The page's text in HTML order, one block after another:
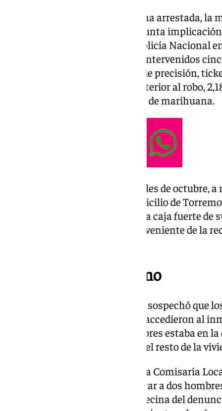
Además, hay una tercera persona arrestada, la
en este último caso por su presunta
pública, según ha indicado la Policía Nacional
registros practicados han sido intervenidos
euros en efectivo, una balanza de precisión,
euros con fecha de emisión posterior al robo,
gramos de cocaína, y 70 gramos de marihuana.
La investigación se inició a finales de octubre,
con fuerza cometido en un domicilio de
sustrajeron exclusivamente una caja fuerte de
importante suma de dinero proveniente de la
Personas de su entorno
Desde un inicio, el denunciante sospechó que
personas de su entorno, ya que accedieron al
en el que ninguno de los moradores estaba en
exclusivamente la caja fuerte y el resto de la
Agentes del Grupo de Robos de la Comisaría
Benalmádena lograron identificar a dos
ellos resultó ser pareja de una vecina del